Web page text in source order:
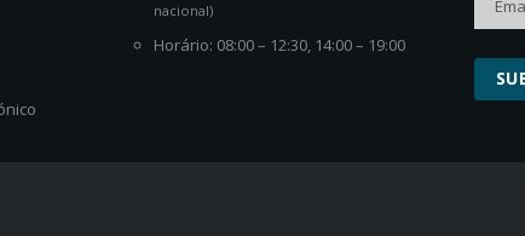
nacional)
Horário: 08:00 – 12:30, 14:00 – 19:00